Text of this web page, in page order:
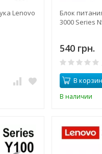
Lenovo
Блок
3000 Series
540 грн.
В
В наличии